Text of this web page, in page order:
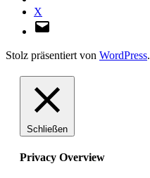
X
Stolz präsentiert von WordPress.
Schließen
Privacy Overview